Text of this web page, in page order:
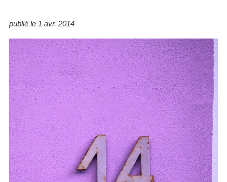
publié le 1 avr. 2014